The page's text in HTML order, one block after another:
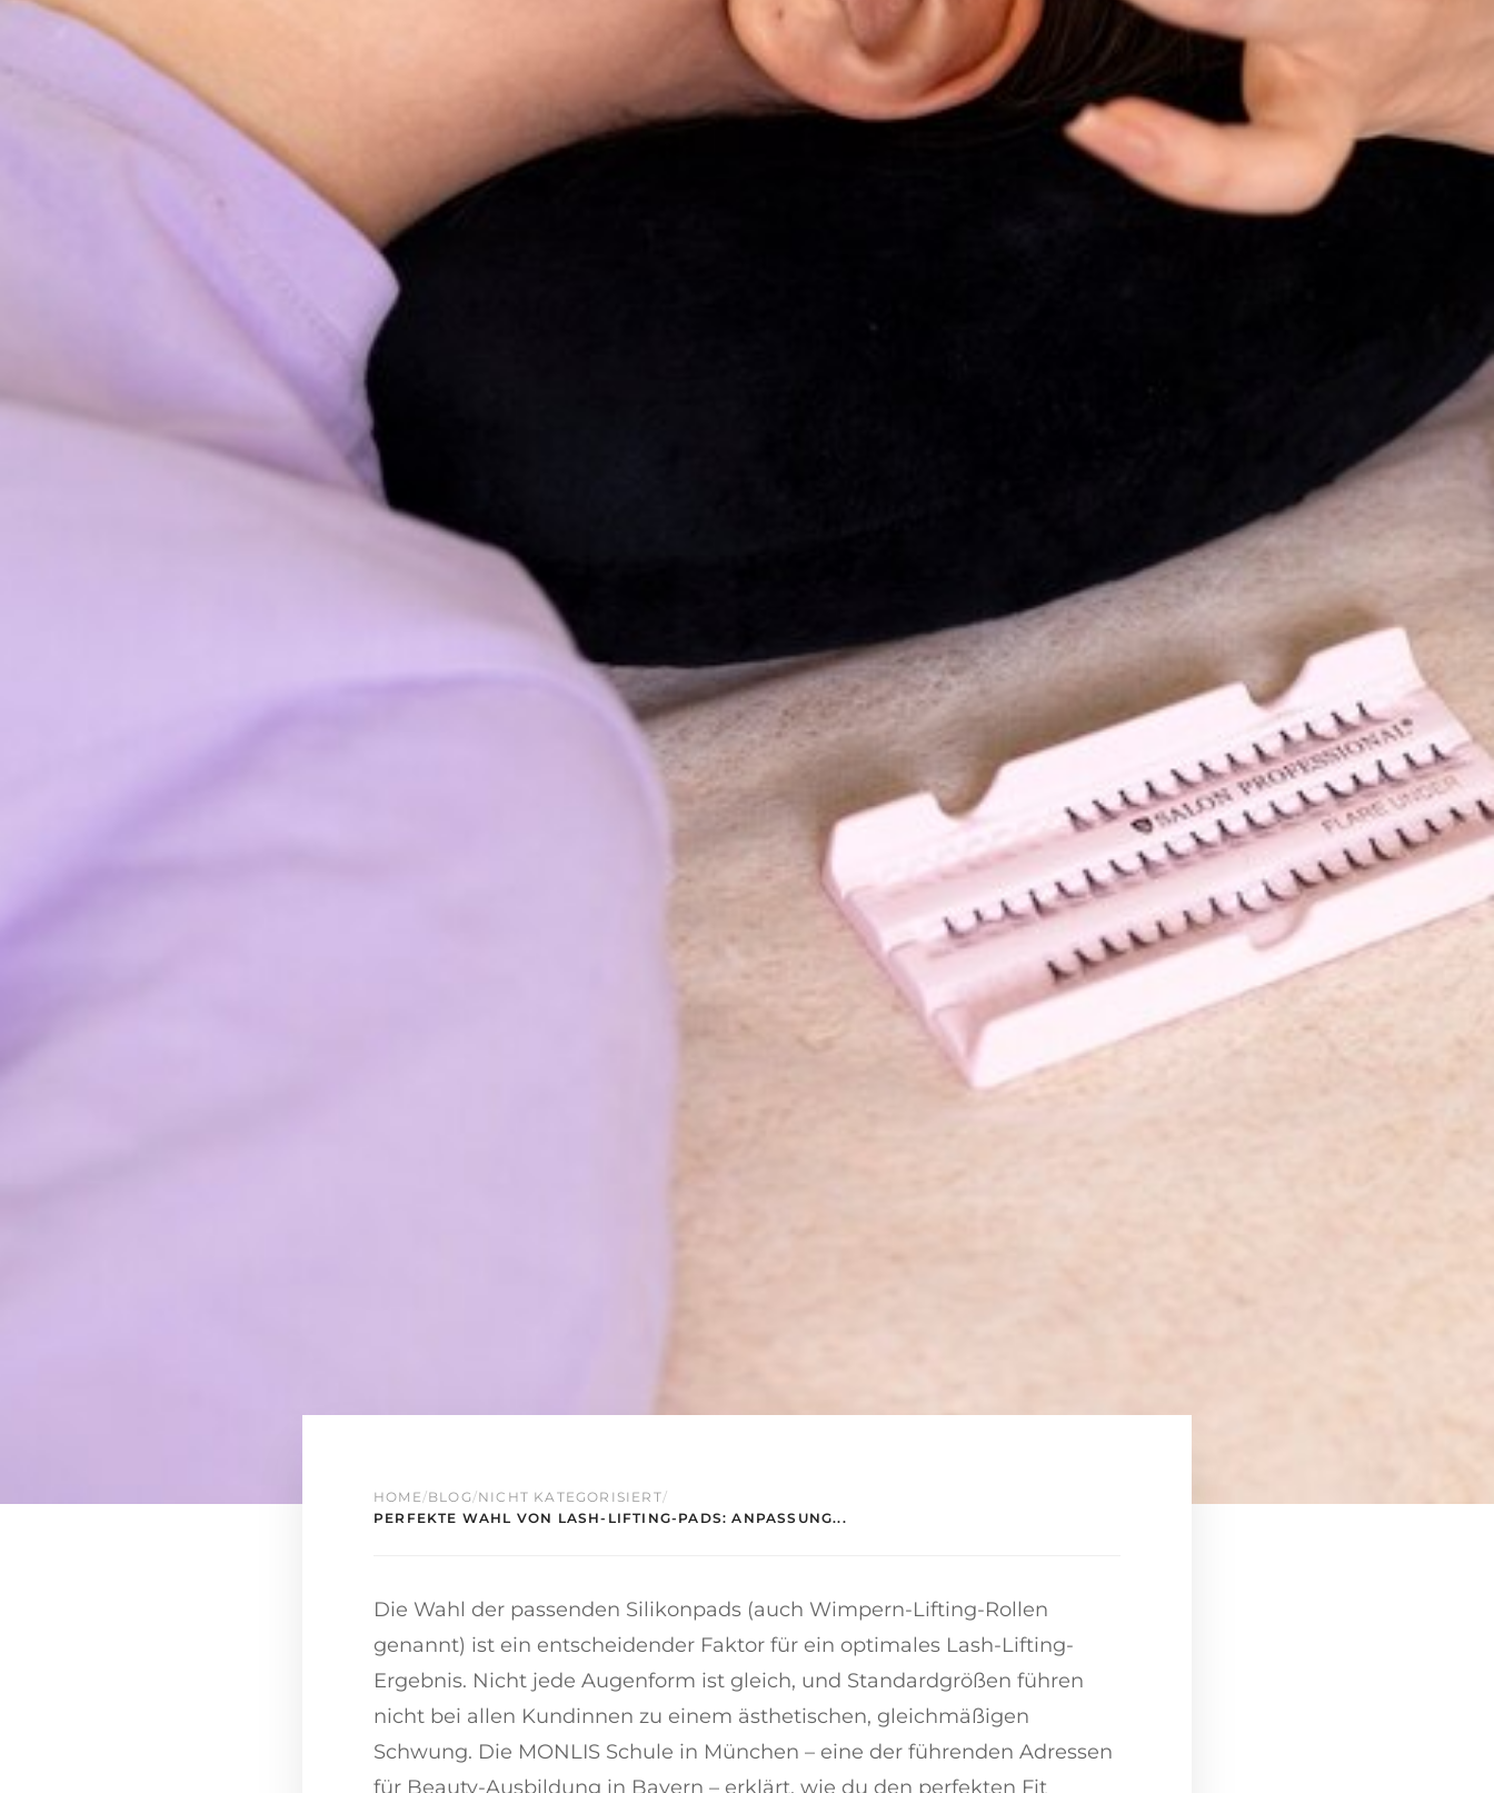
HOME/BLOG/NICHT KATEGORISIERT/
PERFEKTE WAHL VON LASH-LIFTING-PADS: ANPASSUNG...
Die Wahl der passenden Silikonpads (auch Wimpern-Lifting-Rollen
genannt) ist ein entscheidender Faktor für ein optimales Lash-Lifting-
Ergebnis. Nicht jede Augenform ist gleich, und Standardgrößen führen
nicht bei allen Kundinnen zu einem ästhetischen, gleichmäßigen
Schwung. Die MONLIS Schule in München – eine der führenden Adressen
für Beauty-Ausbildung in Bayern – erklärt, wie du den perfekten Fit